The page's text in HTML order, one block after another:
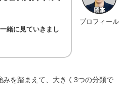
プロフィール
緒に見ていきまし
を踏まえて、大きく3つの分類で